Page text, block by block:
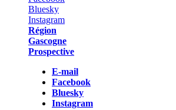
Région
Gascogne
Prospective
E-mail
Facebook
Bluesky
Instagram